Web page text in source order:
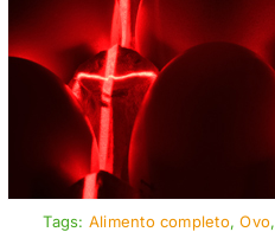
Tags: Alimento completo,Ovo,